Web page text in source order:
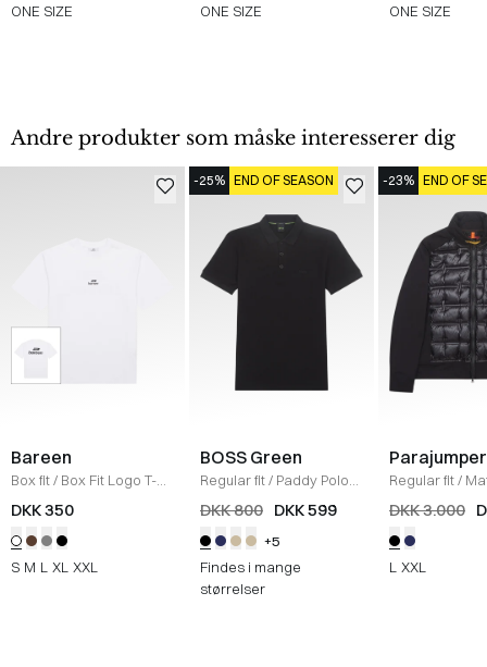
ONE SIZE ONE SIZE ONE SIZE
Andre produkter som måske interesserer dig
Bareen
Box fit/ Box Fit Logo T-
shirt /WHITE
DKK 350
S M L XL XXL
-25% END OF SEASON
BOSS Green
Regular fit/ Paddy Polo
T-shirt / SORT
DKK 800 DKK 599
+5
Findes i mange
størrelser
-23% END OF
Regular fit/
SORT
DKK 3.000
L XXL